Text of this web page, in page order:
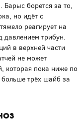
борется за то,
но идёт с
реагирует на
трибун.
в верхней части
не может
которая пока ниже по
трёх шайб за